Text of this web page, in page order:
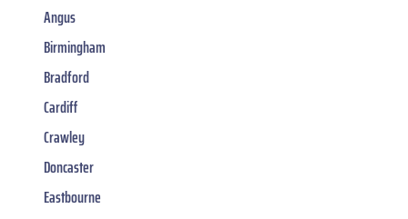
Angus
Birmingham
Bradford
Cardiff
Crawley
Doncaster
Eastbourne